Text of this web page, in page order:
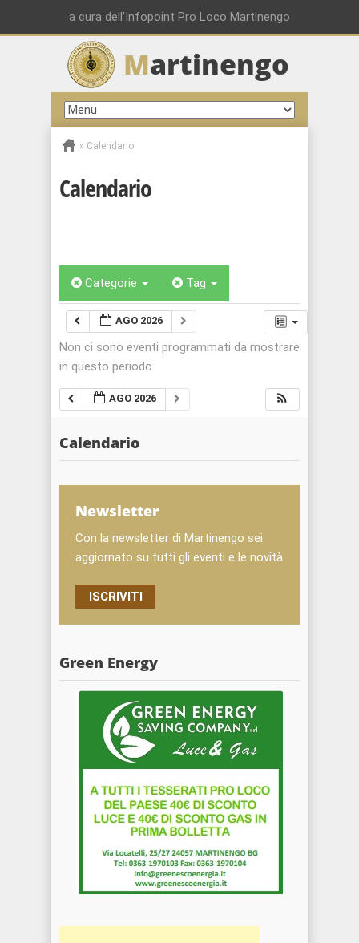
a cura dell'Infopoint Pro Loco Martinengo
Martinengo
» Calendario
Calendario
Categorie Tag
AGO 2026
Non ci sono eventi programmati da mostrare
in questo periodo
AGO 2026
Calendario
Newsletter
Con la newsletter di Martinengo sei
aggiornato su tutti gli eventi e le novità
ISCRIVITI
Green Energy